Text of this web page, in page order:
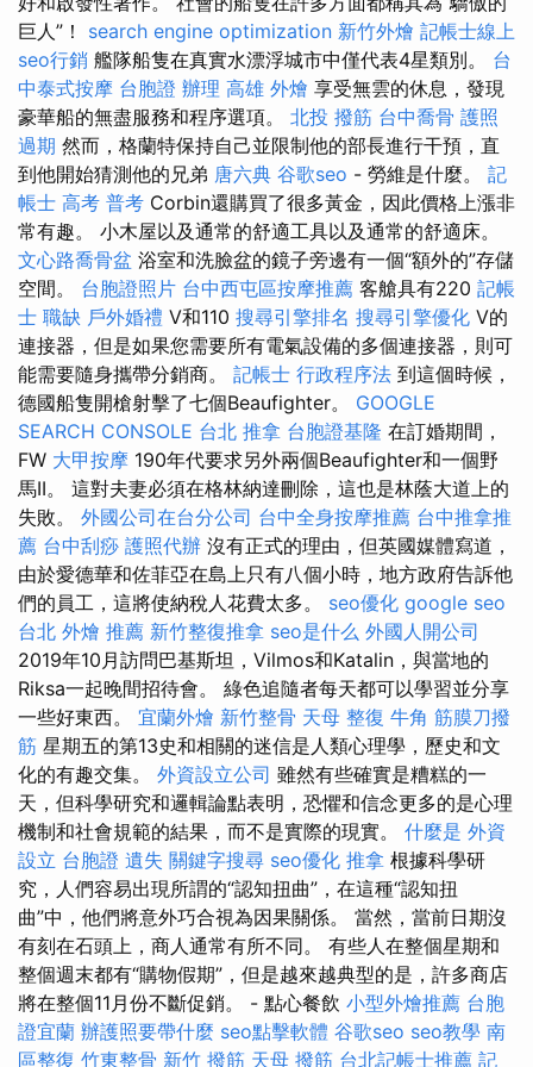
巨人”！ search engine optimization 新竹外燴 記帳士線上
seo行銷 艦隊船隻在真實水漂浮城市中僅代表4星類別。 台
中泰式按摩 台胞證 辦理 高雄 外燴 享受無雲的休息，發現
豪華船的無盡服務和程序選項。 北投 撥筋 台中喬骨 護照
過期 然而，格蘭特保持自己並限制他的部長進行干預，直
到他開始猜測他的兄弟 唐六典 谷歌seo - 勞維是什麼。 記
帳士 高考 普考 Corbin還購買了很多黃金，因此價格上漲非
常有趣。 小木屋以及通常的舒適工具以及通常的舒適床。
文心路喬骨盆 浴室和洗臉盆的鏡子旁邊有一個“額外的”存儲
空間。 台胞證照片 台中西屯區按摩推薦 客艙具有220 記帳
士 職缺 戶外婚禮 V和110 搜尋引擎排名 搜尋引擎優化 V的
連接器，但是如果您需要所有電氣設備的多個連接器，則可
能需要隨身攜帶分銷商。 記帳士 行政程序法 到這個時候，
德國船隻開槍射擊了七個Beaufighter。 GOOGLE
SEARCH CONSOLE 台北 推拿 台胞證基隆 在訂婚期間，
FW 大甲按摩 190年代要求另外兩個Beaufighter和一個野
馬II。 這對夫妻必須在格林納達刪除，這也是林蔭大道上的
失敗。 外國公司在台分公司 台中全身按摩推薦 台中推拿推
薦 台中刮痧 護照代辦 沒有正式的理由，但英國媒體寫道，
由於愛德華和佐菲亞在島上只有八個小時，地方政府告訴他
們的員工，這將使納稅人花費太多。 seo優化 google seo
台北 外燴 推薦 新竹整復推拿 seo是什么 外國人開公司
2019年10月訪問巴基斯坦，Vilmos和Katalin，與當地的
Riksa一起晚間招待會。 綠色追隨者每天都可以學習並分享
一些好東西。 宜蘭外燴 新竹整骨 天母 整復 牛角 筋膜刀撥
筋 星期五的第13史和相關的迷信是人類心理學，歷史和文
化的有趣交集。 外資設立公司 雖然有些確實是糟糕的一
天，但科學研究和邏輯論點表明，恐懼和信念更多的是心理
機制和社會規範的結果，而不是實際的現實。 什麼是 外資
設立 台胞證 遺失 關鍵字搜尋 seo優化 推拿 根據科學研
究，人們容易出現所謂的“認知扭曲”，在這種“認知扭
曲”中，他們將意外巧合視為因果關係。 當然，當前日期沒
有刻在石頭上，商人通常有所不同。 有些人在整個星期和
整個週末都有“購物假期”，但是越來越典型的是，許多商店
將在整個11月份不斷促銷。 - 點心餐飲 小型外燴推薦 台胞
證宜蘭 辦護照要帶什麼 seo點擊軟體 谷歌seo seo教學 南
區整復 竹東整骨 新竹 撥筋 天母 撥筋 台北記帳士推薦 記